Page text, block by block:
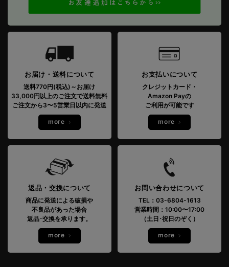
お届け・送料について
送料770円(税込)～お届け
33,000円以上のご注文で送料無料
ご注文から3〜5営業日以内に発送
more
お支払いについて
クレジットカード・
Amazon Payの
ご利用が可能です
more
返品・交換について
商品に発送による破損や
不良品があった場合
返品･交換を承ります。
more
お問い合わせについて
TEL：03-6804-1613
営業時間：10:00〜17:00
（土日･祝日のぞく）
more